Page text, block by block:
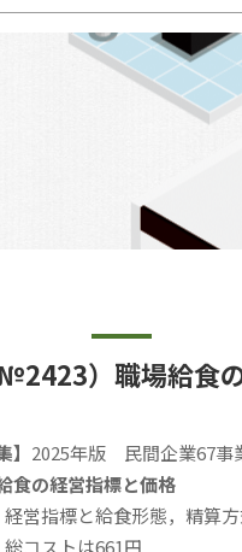
№2423）職場給
2025年版 民間企業67事
食の経営指標と価格
指標と給食形態，精算
ストは661円